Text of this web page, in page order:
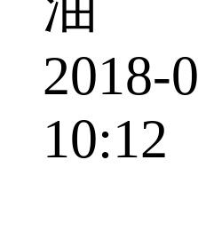
2018-
10:12